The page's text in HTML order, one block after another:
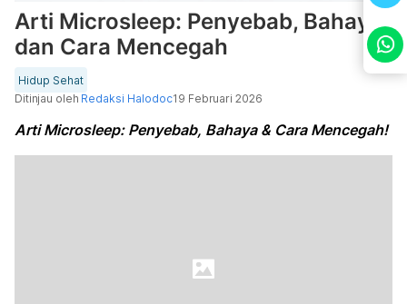
Arti Microsleep: Penyebab, Bahaya
dan Cara Mencegah
Hidup Sehat
Ditinjau oleh Redaksi Halodoc19 Februari 2026
Arti Microsleep: Penyebab, Bahaya & Cara Mencegah!